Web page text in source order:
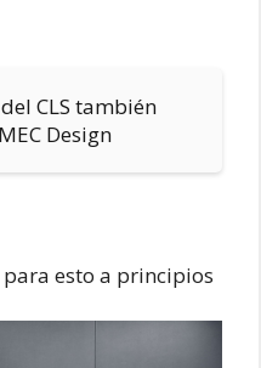
CLS también
Design
esto a principios